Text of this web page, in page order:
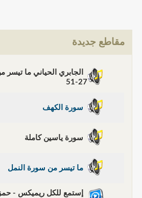
مقاطع جديدة
الجابري الحياني ما
27-51
سورة الكهف
سورة ياسين كاملة
ما تيسر من سورة النمل
إستمع للكل ريميكس -